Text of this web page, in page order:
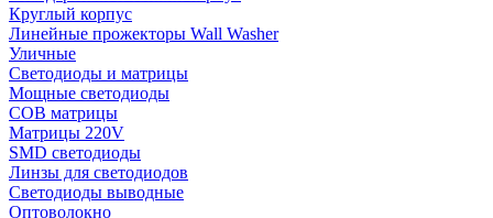
Круглый корпус
Линейные прожекторы Wall Washer
Уличные
Светодиоды и матрицы
Мощные светодиоды
COB матрицы
Матрицы 220V
SMD светодиоды
Линзы для светодиодов
Светодиоды выводные
Оптоволокно